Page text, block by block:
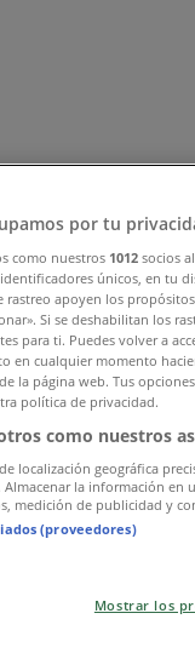
y Muebles
Libros y Cine
por tu
como nuestros 1012 socios
únicos, en tu
rastreo apoyen los
Si se deshabilitan los
para ti. Puedes volver a
en cualquier momento
la página web. Tus
política de privacidad.
como nuestros
localización geográfica
la información en
medición de publicidad y
(proveedores)
Mostrar los